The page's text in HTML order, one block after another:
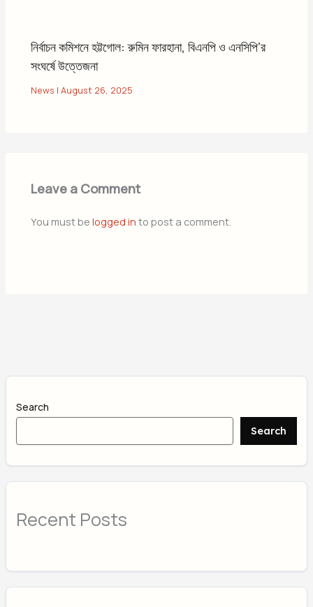
নির্বাচন কমিশনে হট্টগোল: রুমিন ফারহানা, বিএনপি ও এনসিপি’র
সংঘর্ষে উত্তেজনা
News |August 26, 2025
Leave a Comment
You must belogged in to post a comment.
Search
Search
Recent Posts